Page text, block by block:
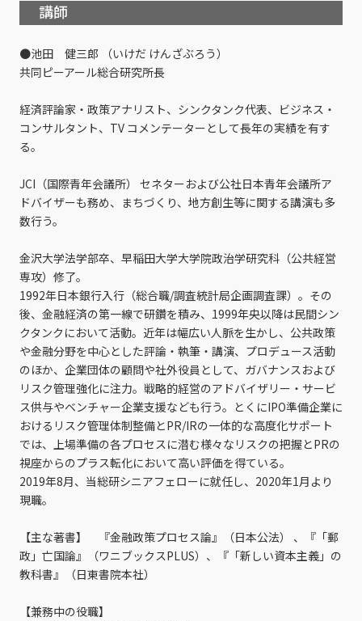
講師
●池田 健三郎 （いけだ けんざぶろう）
共同ピーアール総合研究所長
経済評論家・政策アナリスト、シンクタンク代表、ビジネス・
コンサルタント、TV コメンテーターとして長年の実績を有す
る。
JCI（国際青年会議所） セネターおよび公社日本青年会議所ア
ドバイザーも務め、まちづくり、地方創生等に関する講演も多
数行う。
金沢大学法学部卒、早稲田大学大学院政治学研究科（公共経営
専攻）修了。
1992年日本銀行入行（総合職/調査統計局企画調査課）。その
後、金融経済の第一線で研鑽を積み、1999年央以降は民間シン
クタンクにおいて活動。近年は幅広い人脈を生かし、公共政策
や金融分野を中心とした評論・執筆・講演、プロデュース活動
のほか、企業団体の顧問や社外役員として、ガバナンスおよび
リスク管理強化に注力。戦略的経営のアドバイザリー・サービ
ス供与やベンチャー企業支援なども行う。とくにIPO準備企業に
おけるリスク管理体制整備とPR/IRの一体的な高度化サポート
では、上場準備の各プロセスに潜む様々なリスクの把握とPRの
視座からのプラス転化において高い評価を得ている。
2019年8月、当総研シニアフェローに就任し、2020年1月より
現職。
【主な著書】 『金融政策プロセス論』（日本公法） 、『「郵
政」亡国論』（ワニブックスPLUS）、『「新しい資本主義」の
教科書』（日東書院本社）
【兼務中の役職】